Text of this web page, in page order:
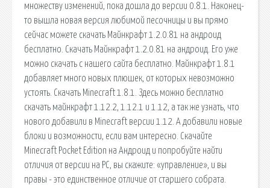
множеству изменений, пока дошла до версии 0.8.1. Наконец-
то вышла новая версия любимой песочницы и вы прямо
сейчас можете скачать Майнкрафт 1.2.0.81 на андроид
бесплатно. Скачать Майнкрафт 1.2.0.81 на андроид. Его уже
можно скачать с нашего сайта бесплатно. Майнкрафт 1.8.1
добавляет много новых плюшек, от которых невозможно
устоять. Скачать Minecraft 1.8.1. Здесь можно бесплатно
скачать майнкрафт 1.12.2, 1.12.1 и 1.12, а так же узнать, что
нового добавили в Minecraft версии 1.12. А добавили новые
блоки и возможности, если вам интересно. Скачайте
Minecraft Pocket Edition на Андроид и попробуйте найти
отличия от версии на PC, вы скажите: «управление», и вы
правы - это единственное отличие от старшего собрата.